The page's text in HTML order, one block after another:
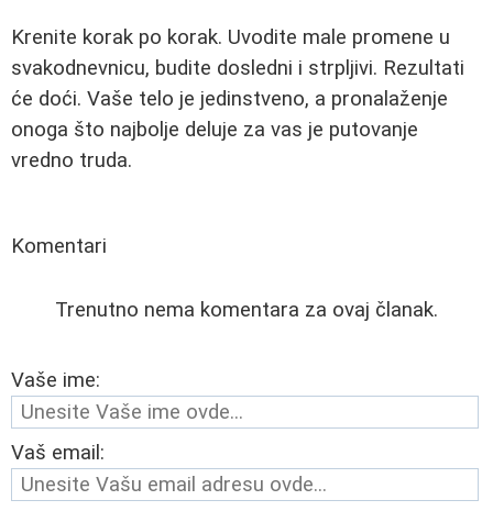
Krenite korak po korak. Uvodite male promene u
svakodnevnicu, budite dosledni i strpljivi. Rezultati
će doći. Vaše telo je jedinstveno, a pronalaženje
onoga što najbolje deluje za vas je putovanje
vredno truda.
Komentari
Trenutno nema komentara za ovaj članak.
Vaše ime:
Vaš email: